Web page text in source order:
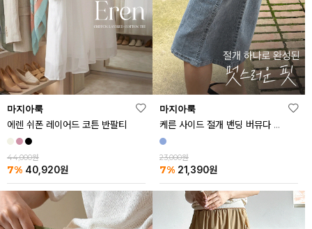
마지아룩
에렌 쉬폰 레이어드 코튼 반팔티
44,000원
7% 40,920원
마지아룩
케른 사이드 절개 밴딩 버뮤다 데님 반바지
23,000원
7% 21,390원